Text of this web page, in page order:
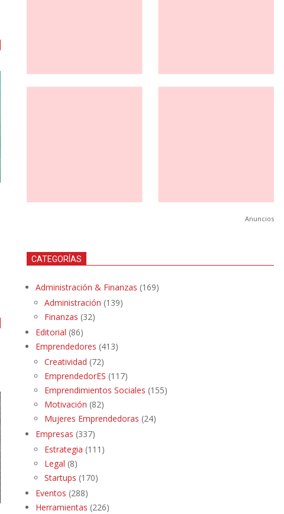
Anuncios
CATEGORÍAS
Administración & Finanzas (169)
Administración (139)
Finanzas (32)
Editorial (86)
Emprendedores (413)
Creatividad (72)
EmprendedorES (117)
Emprendimientos Sociales (155)
Motivación (82)
Mujeres Emprendedoras (24)
Empresas (337)
Estrategia (111)
Legal (8)
Startups (170)
Eventos (288)
Herramientas (226)